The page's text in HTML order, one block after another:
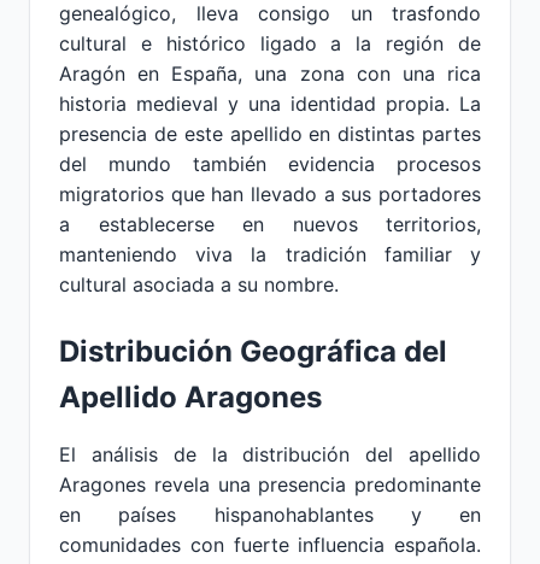
genealógico, lleva consigo un trasfondo
cultural e histórico ligado a la región de
Aragón en España, una zona con una rica
historia medieval y una identidad propia. La
presencia de este apellido en distintas partes
del mundo también evidencia procesos
migratorios que han llevado a sus portadores
a establecerse en nuevos territorios,
manteniendo viva la tradición familiar y
cultural asociada a su nombre.
Distribución Geográfica del
Apellido Aragones
El análisis de la distribución del apellido
Aragones revela una presencia predominante
en países hispanohablantes y en
comunidades con fuerte influencia española.